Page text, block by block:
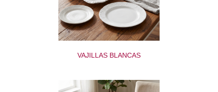
VAJILLAS BLANCAS